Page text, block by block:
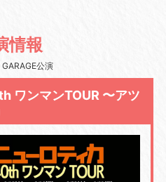
情報
GARAGE公演
ワンマンTOUR 〜アツ